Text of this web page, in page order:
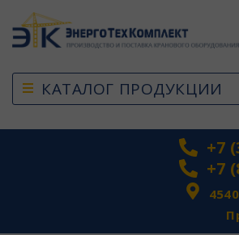
КАТАЛОГ ПРОДУКЦИИ
+7
+7